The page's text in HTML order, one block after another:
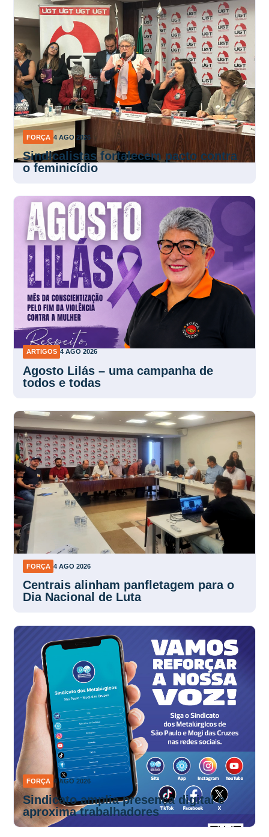
FORÇA 4 AGO 2026
Sindicalistas fortalecem pacto contra
o feminicídio
ARTIGOS 4 AGO 2026
Agosto Lilás – uma campanha de
todos e todas
FORÇA 4 AGO 2026
Centrais alinham panfletagem para o
Dia Nacional de Luta
FORÇA 4 AGO 2026
Sindicato amplia presença digital e
aproxima trabalhadores